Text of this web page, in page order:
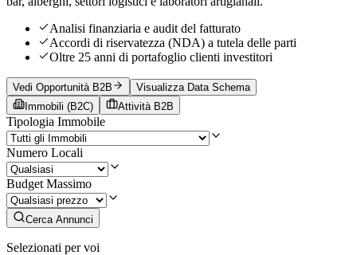
Analisi finanziaria e audit del fatturato
Accordi di riservatezza (NDA) a tutela delle parti
Oltre 25 anni di portafoglio clienti investitori
Vedi Opportunità B2B
Visualizza Data Schema
Immobili (B2C)
Attività B2B
Tipologia Immobile
Numero Locali
Budget Massimo
Cerca Annunci
Selezionati per voi